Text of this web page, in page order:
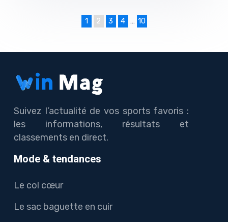
1 2 3 4 … 10
Suivez l’actualité de vos sports favoris :
les informations, résultats et
classements en direct.
Mode & tendances
Le col cœur
Le sac baguette en cuir